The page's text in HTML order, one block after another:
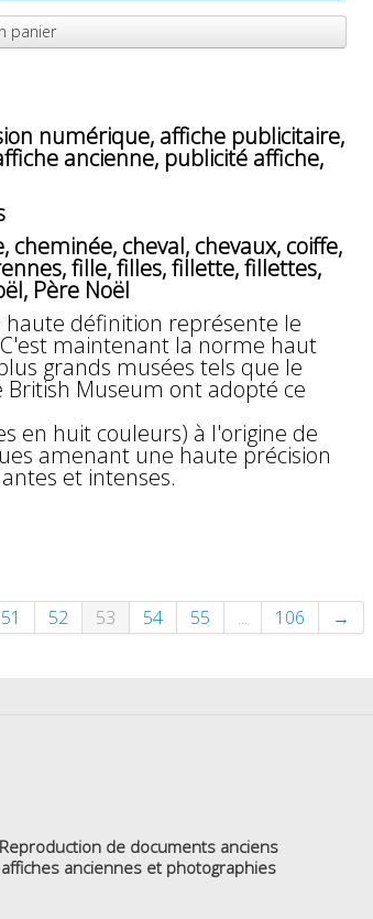
panier
numérique, affiche publicitaire,
ancienne, publicité affiche,
cheminée, cheval, chevaux, coiffe,
fille, filles, fillette, fillettes,
Père Noël
définition représente le
maintenant la norme haut
grands musées tels que le
British Museum ont adopté ce
en huit couleurs) à l'origine de
amenant une haute précision
et intenses.
51 52 53 54 55 ... 106 →
Reproduction de documents anciens
affiches anciennes et photographies